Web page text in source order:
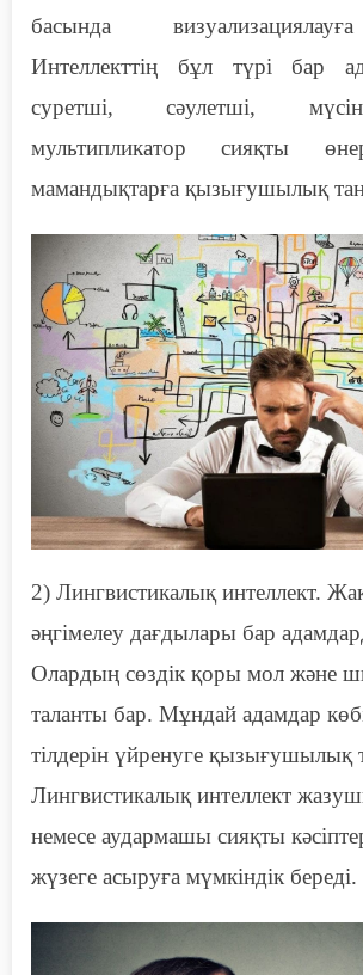
басында
Интеллекттің бұл түрі бар
суретші, сәулетші,
мультипликатор сияқты
мамандықтарға қызығушылық
2) Лингвистикалық интеллект.
әңгімелеу дағдылары бар
Олардың сөздік қоры мол және
таланты бар. Мұндай адамдар
тілдерін үйренуге қызығушылық
Лингвистикалық интеллект
немесе аудармашы сияқты
жүзеге асыруға мүмкіндік береді.